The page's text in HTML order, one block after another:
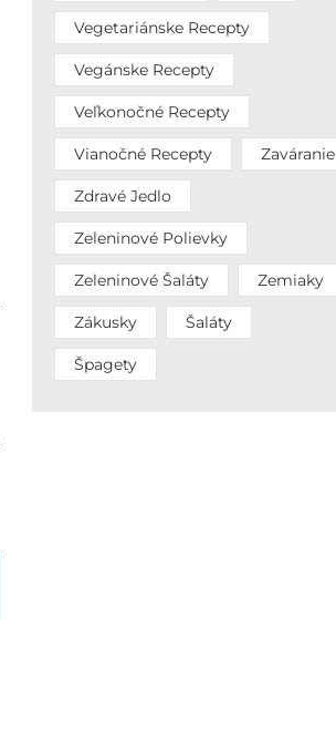
Vegetariánske Recepty
Vegánske Recepty
Veľkonočné Recepty
Vianočné Recepty Zaváranie
Zdravé Jedlo
Zeleninové Polievky
Zeleninové Šaláty Zemiaky
Zákusky Šaláty
Špagety